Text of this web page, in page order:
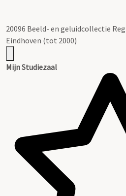
20096 Beeld- en geluidcollectie
Eindhoven (tot 2000)
Mijn Studiezaal